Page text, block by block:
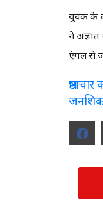
युवक के
ने
एंगल से